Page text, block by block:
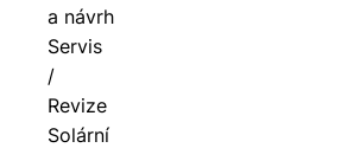
a návrh
Servis
/
Revize
Solární